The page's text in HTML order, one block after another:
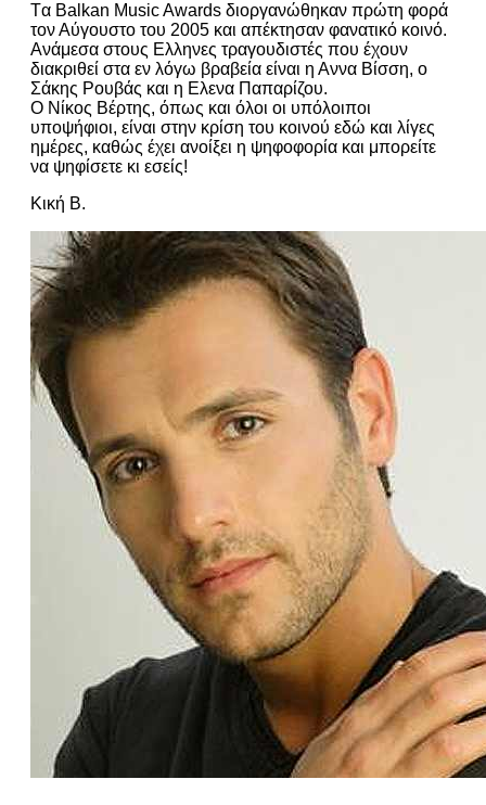
Tα Balkan Music Awards διοργανώθηκαν πρώτη φορά
τον Αύγουστο του 2005 και απέκτησαν φανατικό κοινό.
Ανάμεσα στους Ελληνες τραγουδιστές που έχουν
διακριθεί στα εν λόγω βραβεία είναι η Αννα Βίσση, ο
Σάκης Ρουβάς και η Ελενα Παπαρίζου.
Ο Νίκος Βέρτης, όπως και όλοι οι υπόλοιποι
υποψήφιοι, είναι στην κρίση του κοινού εδώ και λίγες
ημέρες, καθώς έχει ανοίξει η ψηφοφορία και μπορείτε
να ψηφίσετε κι εσείς!
Κική Β.